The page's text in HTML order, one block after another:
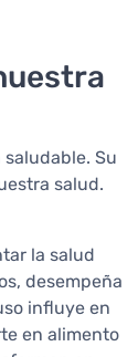
Su
salud.
la salud
desempeña
influye en
en alimento